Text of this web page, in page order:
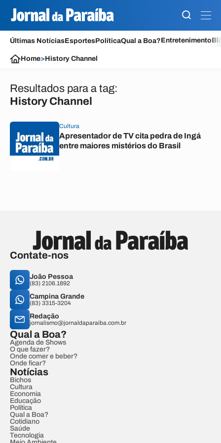
Últimas NotíciasEsportesPolíticaQual a Boa?Entretenimento
Home>History Channel
Resultados para a tag:
History Channel
Cultura
Apresentador de TV cita pedra de Ingá
entre maiores mistérios do Brasil
Contate-nos
João Pessoa
(83) 2106.1892
Campina Grande
(83) 3315-3204
Redação
jornalismo@jornaldaparaiba.com.br
Qual a Boa?
Agenda de Shows
O que fazer?
Onde comer e beber?
Onde ficar?
Notícias
Bichos
Cultura
Economia
Educação
Política
Qual a Boa?
Cotidiano
Saúde
Tecnologia